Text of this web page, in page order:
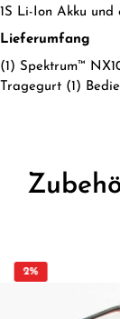
1S Li-Ion Akku
Lieferumfang
(1) Spektrum™
Tragegurt (1)
2%